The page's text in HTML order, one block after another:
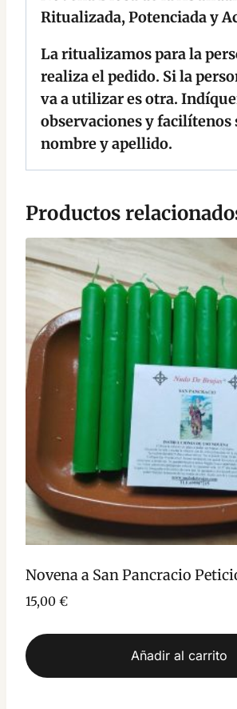
Ritualizada, Potenciada y
La ritualizamos para la
realiza el pedido. Si la
va a utilizar es otra.
observaciones y facilítenos
nombre y apellido.
Productos
Novena a San Pancracio
15,00 €
Añadir al carrito